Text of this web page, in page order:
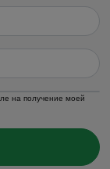
на получение моей